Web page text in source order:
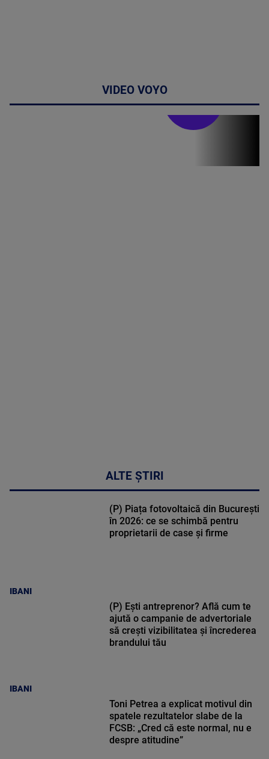
VIDEO VOYO
ALTE ȘTIRI
IBANI
(P) Piața fotovoltaică din București
în 2026: ce se schimbă pentru
proprietarii de case și firme
IBANI
(P) Ești antreprenor? Află cum te
ajută o campanie de advertoriale
să crești vizibilitatea și încrederea
brandului tău
Toni Petrea a explicat motivul din
spatele rezultatelor slabe de la
FCSB: „Cred că este normal, nu e
despre atitudine”